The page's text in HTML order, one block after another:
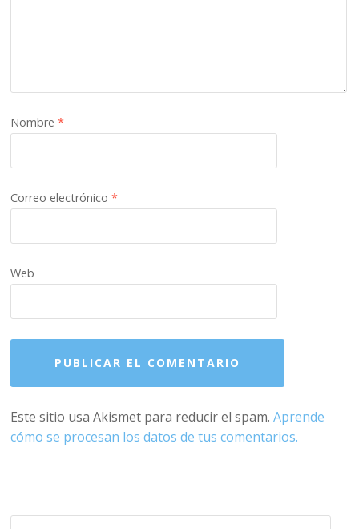
Nombre*
Correo electrónico*
Web
Este sitio usa Akismet para reducir el spam.Aprende
cómo se procesan los datos de tus comentarios.